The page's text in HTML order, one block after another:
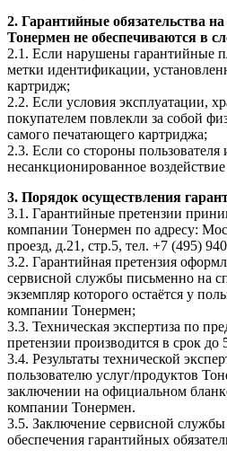
2. Гарантийные обязательства
Тонермен не обеспечиваются в
2.1. Если нарушены гарантийные
метки идентификации,
картридж;
2.2. Если условия эксплуатации,
покупателем повлекли за собой
самого печатающего картриджа;
2.3. Если со стороны пользователя
несанкционированное
3. Порядок осуществления
3.1. Гарантийные претензии
компании Тонермен по адресу:
проезд, д.21, стр.5, тел. +7 (495)
3.2. Гарантийная претензия
сервисной службы письменно на
экземпляр которого остаётся у
компании Тонермен;
3.3. Техническая экспертиза по
претензии производится в срок до
3.4. Результаты технической
пользователю услуг/продуктов
заключении на официальном
компании Тонермен.
3.5. Заключение сервисной службы
обеспечения гарантийных